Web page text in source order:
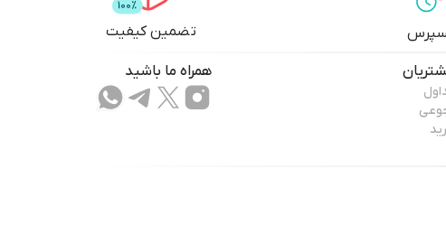
تضمین کیفیت
همراه ما باشید